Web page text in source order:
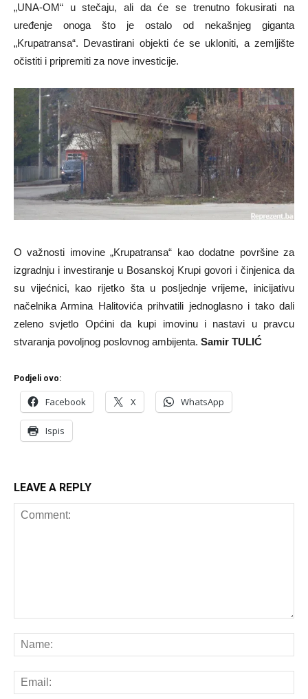
„UNA-OM“ u stečaju, ali da će se trenutno fokusirati na
uređenje onoga što je ostalo od nekašnjeg giganta
„Krupatransa“. Devastirani objekti će se ukloniti, a zemljište
očistiti i pripremiti za nove investicije.
O važnosti imovine „Krupatransa“ kao dodatne površine za
izgradnju i investiranje u Bosanskoj Krupi govori i činjenica da
su vijećnici, kao rijetko šta u posljednje vrijeme, inicijativu
načelnika Armina Halitovića prihvatili jednoglasno i tako dali
zeleno svjetlo Općini da kupi imovinu i nastavi u pravcu
stvaranja povoljnog poslovnog ambijenta. Samir TULIĆ
Podjeli ovo:
Facebook X WhatsApp
Ispis
LEAVE A REPLY